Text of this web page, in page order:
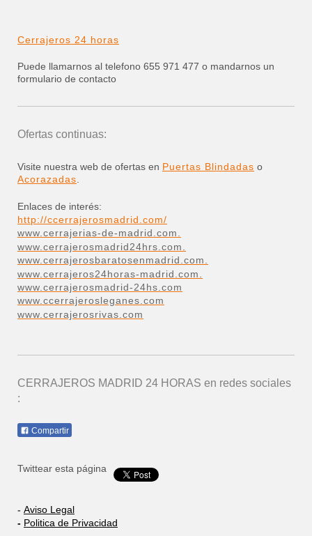
Cerrajeros 24 horas
Puede llamarnos al telefono 655 971 477 o mandarnos un
formulario de contacto
Ofertas continuas:
Visite nuestra web de ofertas en Puertas Blindadas o
Acorazadas
Enlaces de interés:
http://ccerrajerosmadrid.com/
www.cerrajerias-de-madrid.com.
www.cerrajerosmadrid24hrs.com.
www.cerrajerosbaratosenmadrid.com.
www.cerrajeros24horas-madrid.com.
www.cerrajerosmadrid-24hs.com
www.ccerrajerosleganes.com
www.cerrajerosrivas.com
CERRAJEROS MADRID 24 HORAS en redes sociales
:
Compartir
Twittear esta página
- Aviso Legal
- Politica de Privacidad